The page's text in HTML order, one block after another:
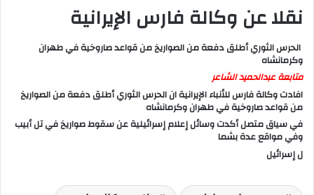
نقلا عن وكالة فارس الإيرانية
الحرس الثوري أطلق دفعة من الصواريخ من قواعد صاروخية في طهران
وكرمانشاه
متابعة عبدالحميد الشاعر
افادت وكالة فارس للأنباء الإيرانية ان الحرس الثوري أطلق دفعة من الصواريخ
من قواعد صاروخية في طهران وكرمانشاه
في سياق متصل أكدت وسائل إعلام إسرائيلية عن سقوط صواريخ في تل أبيب
وفي مواقع عدة بشما
ل إسرائيل